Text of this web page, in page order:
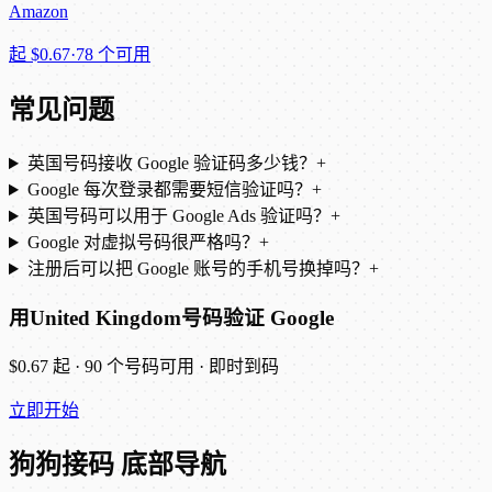
Amazon
起 $0.67·78 个可用
常见问题
英国号码接收 Google 验证码多少钱？ +
Google 每次登录都需要短信验证吗？ +
英国号码可以用于 Google Ads 验证吗？ +
Google 对虚拟号码很严格吗？ +
注册后可以把 Google 账号的手机号换掉吗？ +
用United Kingdom号码验证 Google
$0.67 起 · 90 个号码可用 · 即时到码
立即开始
狗狗接码 底部导航